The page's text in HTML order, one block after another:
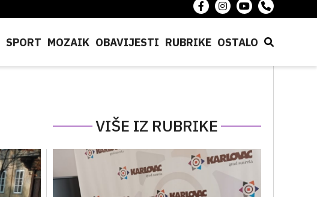
SPORT MOZAIK OBAVIJESTI RUBRIKE OSTALO
VIŠE IZ RUBRIKE